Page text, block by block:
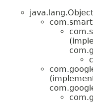
java.lang.Object